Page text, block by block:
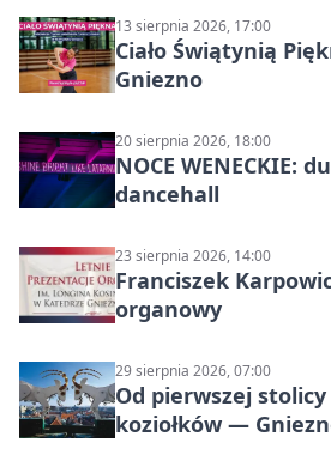
13 sierpnia 2026, 17:00
Ciało Świątynią
Gniezno
20 sierpnia 2026, 18:00
NOCE WENECKIE:
dancehall
23 sierpnia 2026, 14:00
Franciszek
organowy
29 sierpnia 2026, 07:00
Od pierwszej
koziołków —